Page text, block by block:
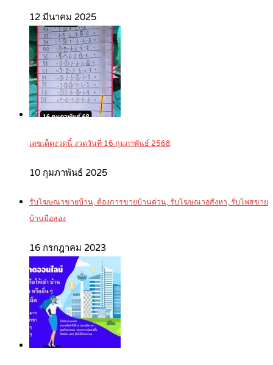
12 มีนาคม 2025
เลขเด็ดงวดนี้ งวดวันที่ 16 กุมภาพันธ์ 2568
10 กุมภาพันธ์ 2025
รับโฆษณาขายบ้าน, ต้องการขายบ้านด่วน, รับโฆษณาอสังหา, รับโพสขาย
บ้านมือสอง
16 กรกฎาคม 2023